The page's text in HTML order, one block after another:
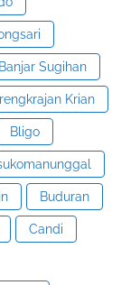
Banjar Sugihan
Krian
Bligo
Buduran
Candi